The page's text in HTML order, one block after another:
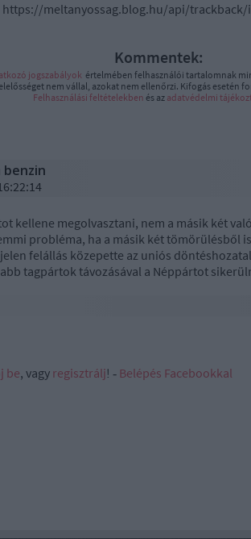
https://meltanyossag.blog.hu/api/trackback/
Kommentek:
jogszabályokértelmében felhasználói tartalomnak
nem vállal, azokat nem ellenőrzi. Kifogás esetén
Felhasználási feltételekben és az adatvédelmi
benzin
kellene megolvasztani, nem a másik két
probléma, ha a másik két tömörülésből
felállás közepette az uniós
tagpártok távozásával a Néppártot
be, vagy regisztrálj! ‐ Belépés Facebookkal